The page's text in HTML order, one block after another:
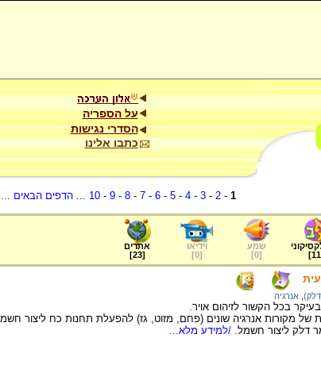
על הספריה
הסדרי נגישות
כתבו אלינו
1
-
2
-
3
-
4
-
5
-
6
-
7
-
8
-
9
-
10
...הדפים הבאים
11
]
שמע
[
0
]
וידיאו
[
0
]
אתרים
[
23
]
אנרגיה
בכל הקשור לזיהום אויר.
של מקורות אנרגיה שונים (פחם, מזוט, גז) להפעלת תחנות כח ליצור
דלק ליצור חשמל. /למידע מלא...